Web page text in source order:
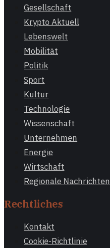
Gesellschaft
Krypto Aktuell
Lebenswelt
Mobilität
Politik
Sport
Kultur
Technologie
Wissenschaft
Unternehmen
Energie
Wirtschaft
Regionale Nachrichten
Rechtliches
Kontakt
Cookie-Richtlinie